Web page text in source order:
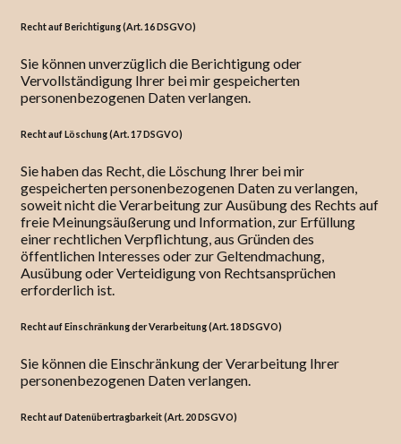
Recht auf Berichtigung (Art. 16 DSGVO)
Sie können unverzüglich die Berichtigung oder
Vervollständigung Ihrer bei mir gespeicherten
personenbezogenen Daten verlangen.
Recht auf Löschung (Art. 17 DSGVO)
Sie haben das Recht, die Löschung Ihrer bei mir
gespeicherten personenbezogenen Daten zu verlangen,
soweit nicht die Verarbeitung zur Ausübung des Rechts auf
freie Meinungsäußerung und Information, zur Erfüllung
einer rechtlichen Verpflichtung, aus Gründen des
öffentlichen Interesses oder zur Geltendmachung,
Ausübung oder Verteidigung von Rechtsansprüchen
erforderlich ist.
Recht auf Einschränkung der Verarbeitung (Art. 18 DSGVO)
Sie können die Einschränkung der Verarbeitung Ihrer
personenbezogenen Daten verlangen.
Recht auf Datenübertragbarkeit (Art. 20 DSGVO)